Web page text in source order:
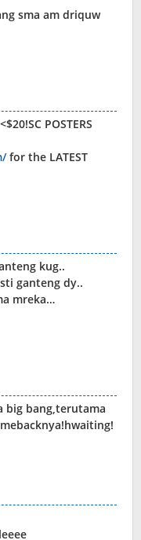
sma am driquw
POSTERS
for the LATEST
kug..
ganteng dy..
mreka…
big bang,terutama